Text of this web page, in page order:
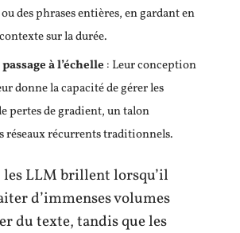
des phrases entières, en gardant en
sur la durée.
à l’échelle : Leur conception
donne la capacité de gérer les
pertes de gradient, un talon
réseaux récurrents traditionnels.
les LLM brillent lorsqu’il
d’immenses volumes
du texte, tandis que les